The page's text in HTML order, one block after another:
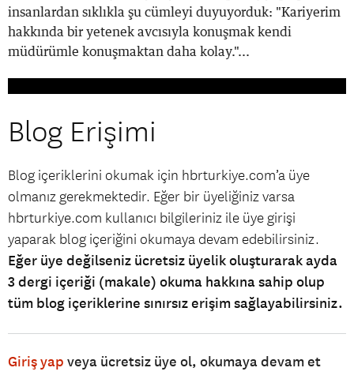
insanlardan sıklıkla şu cümleyi duyuyorduk: "Kariyerim
hakkında bir yetenek avcısıyla konuşmak kendi
müdürümle konuşmaktan daha kolay."...
Blog Erişimi
Blog içeriklerini okumak için hbrturkiye.com’a üye
olmanız gerekmektedir. Eğer bir üyeliğiniz varsa
hbrturkiye.com kullanıcı bilgileriniz ile üye girişi
yaparak blog içeriğini okumaya devam edebilirsiniz.
Eğer üye değilseniz ücretsiz üyelik oluşturarak ayda
3 dergi içeriği (makale) okuma hakkına sahip olup
tüm blog içeriklerine sınırsız erişim sağlayabilirsiniz.
Giriş yap veya ücretsiz üye ol, okumaya devam et